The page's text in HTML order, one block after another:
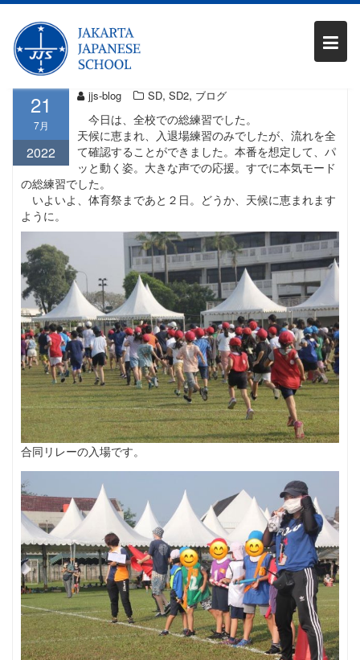
content
SD2 体育祭に向けて③
21
7月
2022
jjs-blog SD, SD2, ブログ
今日は、全校での総練習でした。
天候に恵まれ、入退場練習のみでしたが、流れを全
て確認することができました。本番を想定して、パ
ッと動く姿。大きな声での応援。すでに本気モード
の総練習でした。
いよいよ、体育祭まであと２日。どうか、天候に恵まれます
ように。
合同リレーの入場です。